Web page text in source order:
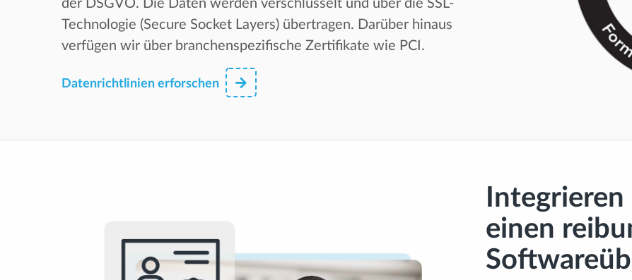
der DSGVO. Die Daten werden verschlüsselt und über die SSL-
Technologie (Secure Socket Layers) übertragen. Darüber hinaus
verfügen wir über branchenspezifische Zertifikate wie PCI.
Datenrichtlinien erforschen
Integrieren
einen